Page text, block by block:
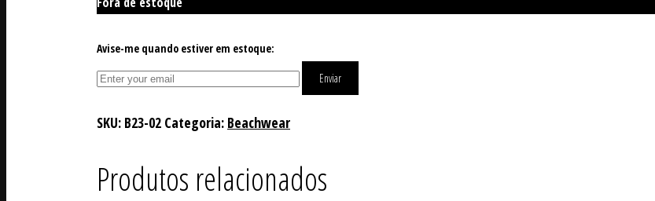
Avise-me quando estiver em estoque:
Enviar
SKU: B23-02 Categoria: Beachwear
Produtos relacionados